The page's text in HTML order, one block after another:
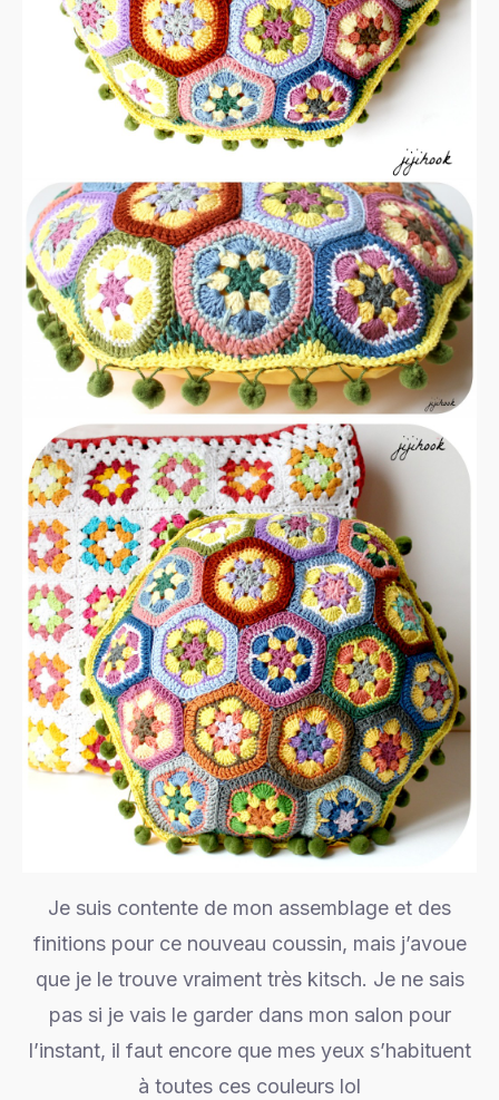
Je suis contente de mon assemblage et des
finitions pour ce nouveau coussin, mais j’avoue
que je le trouve vraiment très kitsch. Je ne sais
pas si je vais le garder dans mon salon pour
l’instant, il faut encore que mes yeux s’habituent
à toutes ces couleurs lol